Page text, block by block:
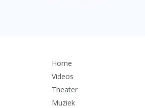
Home
Videos
Theater
Muziek